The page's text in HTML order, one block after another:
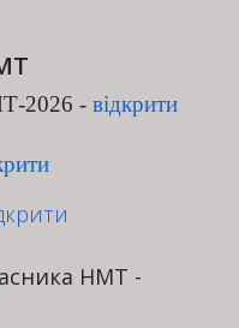
2026 - відкрити
НМТ -